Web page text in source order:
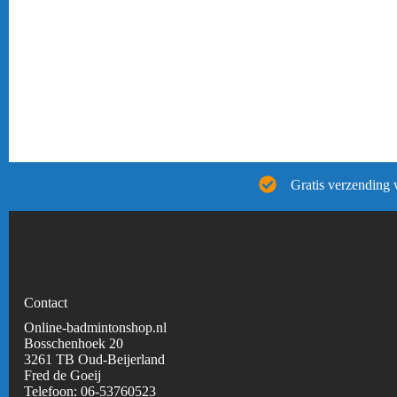
Gratis verzending
Contact
Online-badmintonshop.nl
Bosschenhoek 20
3261 TB Oud-Beijerland
Fred de Goeij
Telefoon: 06-53760523